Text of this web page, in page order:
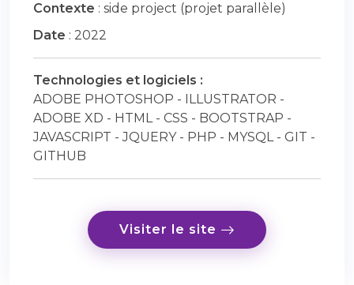
Contexte : side project (projet parallèle)
Date : 2022
Technologies et logiciels :
ADOBE PHOTOSHOP - ILLUSTRATOR -
ADOBE XD - HTML - CSS - BOOTSTRAP -
JAVASCRIPT - JQUERY - PHP - MYSQL - GIT -
GITHUB
Visiter le site